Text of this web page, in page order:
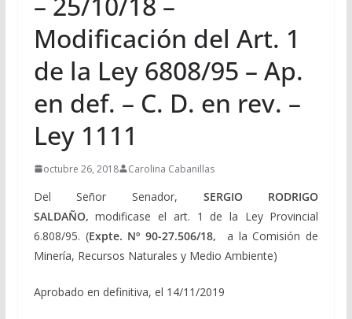
Modificación del Art. 1
de la Ley 6808/95 – Ap.
en def. – C. D. en rev. –
Ley 1111
octubre 26, 2018 Carolina Cabanillas
Del Señor Senador, SERGIO RODRIGO
SALDAÑO,modificase el art. 1 de la Ley Provincial
6.808/95. (Expte. Nº 90-27.506/18,
a la Comisión de
Minería, Recursos Naturales y Medio Ambiente)
Aprobado en definitiva, el 14/11/2019